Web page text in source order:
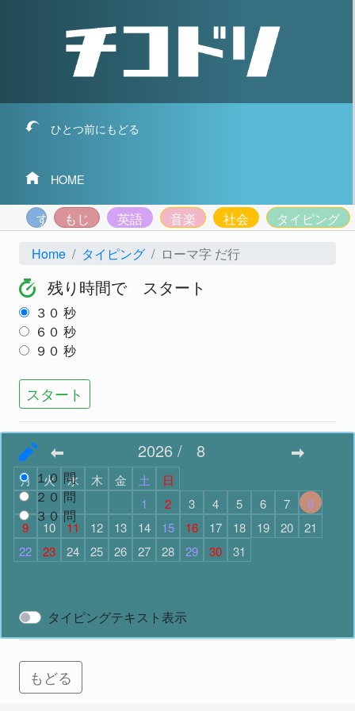
ひとつ前にもどる
HOME
2026 / 8
月 火 水 木 金 土
日
1
2 3 4 5 6 7
8
9
10 11 12 13 14 15 16 17 18 19 20
21
22
23 24 25 26 27 28 29 30 31
すうじもじ 英語 音楽 社会
タイピング
Home
タイピング ローマ字 だ行
残り時間で スタート
３０ 秒
６０ 秒
９０ 秒
スタート
問題数 で スタート
１０ 問
２０問
３０問
スタート
タイピングテキスト表示
もどる